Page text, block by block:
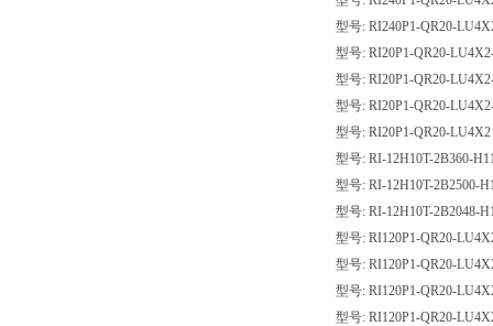
型号: RI240P1-QR20-
型号: RI20P1-QR20-
型号: RI20P1-QR20-
型号: RI20P1-QR20-
型号: RI20P1-QR20-LU4X2
型号: RI-12H10T-2B360-
型号: RI-12H10T-2B2500-
型号: RI-12H10T-2B2048-
型号: RI120P1-QR20-
型号: RI120P1-QR20-
型号: RI120P1-QR20-
型号: RI120P1-QR20-